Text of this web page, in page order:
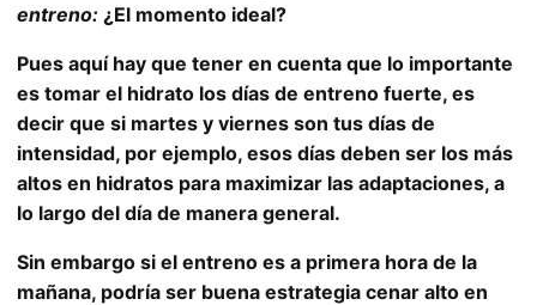
entreno: ¿El momento ideal?
Pues aquí hay que tener en cuenta que lo importante
es tomar el hidrato los días de entreno fuerte, es
decir que si martes y viernes son tus días de
intensidad, por ejemplo, esos días deben ser los más
altos en hidratos para maximizar las adaptaciones, a
lo largo del día de manera general.
Sin embargo si el entreno es a primera hora de la
mañana, podría ser buena estrategia cenar alto en